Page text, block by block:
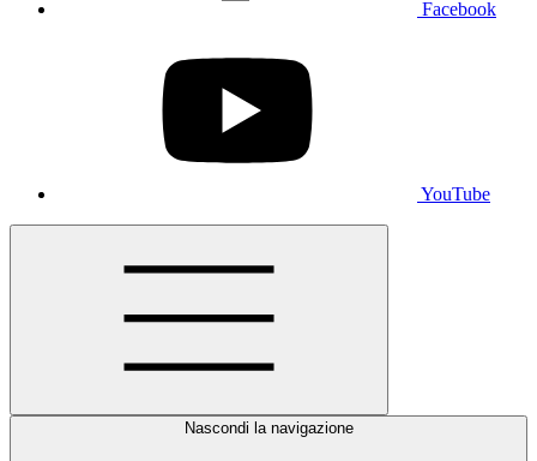
Facebook
YouTube
Nascondi la navigazione